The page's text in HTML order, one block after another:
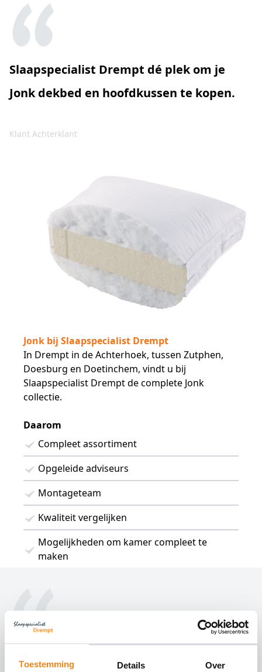
Toestemming Details Over
Slaapspecialist Drempt dé plek om je
Jonk dekbed en hoofdkussen te kopen.
Klant Achterklant
Jonk bij Slaapspecialist Drempt
In Drempt in de Achterhoek, tussen Zutphen,
Doesburg en Doetinchem, vindt u bij
Slaapspecialist Drempt de complete Jonk
collectie.
Daarom
Compleet assortiment
Opgeleide adviseurs
Montageteam
Kwaliteit vergelijken
Mogelijkheden om kamer compleet te
maken